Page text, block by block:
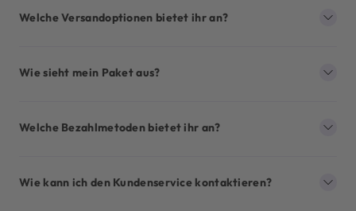
Welche Versandoptionen bietet ihr an?
Wie sieht mein Paket aus?
Welche Bezahlmetoden bietet ihr an?
Wie kann ich den Kundenservice kontaktieren?